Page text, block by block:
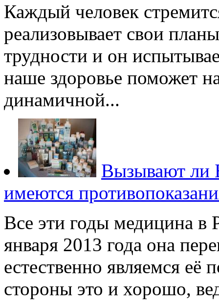
Каждый человек
реализовывает свои
трудности и он
наше здоровье поможет
динамичной...
Вызывают ли
имеются
Все эти годы медицина в
января 2013 года она
естественно являемся
стороны это и хорошо,